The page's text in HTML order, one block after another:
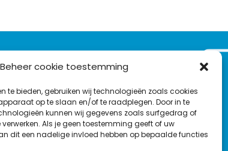
Beheer cookie toestemming
te bieden, gebruiken wij technologieën zoals cookies
op te slaan en/of te raadplegen. Door in te
kunnen wij gegevens zoals surfgedrag of
verwerken. Als je geen toestemming geeft of uw
dit een nadelige invloed hebben op bepaalde functies
VOLG ONS OP:
L
i
nT
w
F
a
c
Y
o
u
C
o
n